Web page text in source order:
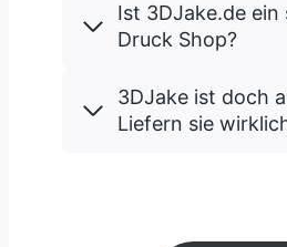
Ist 3DJake.de ein
Druck Shop?
3DJake ist doch
Liefern sie